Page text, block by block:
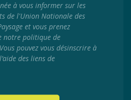
à vous informer sur les
de l'Union Nationale des
et vous prenez
notre politique de
pouvez vous désinscrire à
des liens de